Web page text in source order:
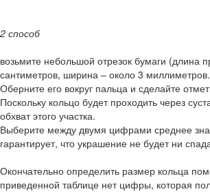
2 способ
возьмите небольшой отрезок бумаги (длина
сантиметров, ширина – около 3 миллиметров.
Оберните его вокруг пальца и сделайте
Поскольку кольцо будет проходить через
обхват этого участка.
Выберите между двумя цифрами среднее
гарантирует, что украшение не будет ни
Окончательно определить размер кольца
приведенной таблице нет цифры, которая